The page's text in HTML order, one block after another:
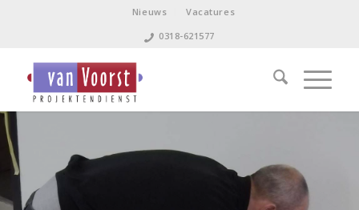
Nieuws
Vacatures
0318-621577